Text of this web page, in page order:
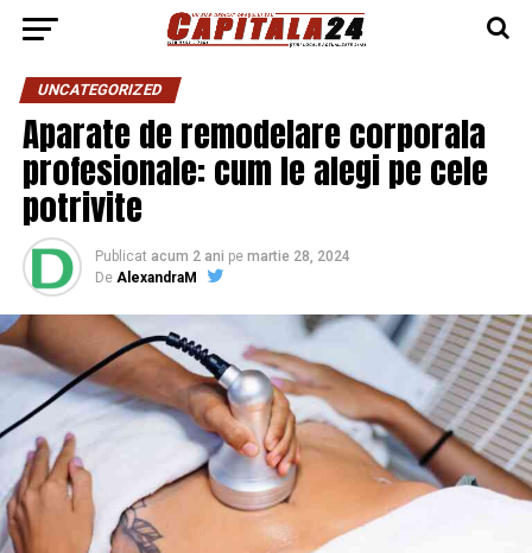
UNCATEGORIZED
Aparate de remodelare corporala
profesionale: cum le alegi pe cele
potrivite
Publicat acum 2 ani pe martie 28, 2024
De AlexandraM